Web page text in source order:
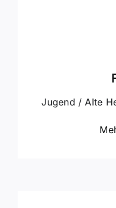
Jugend / Alte